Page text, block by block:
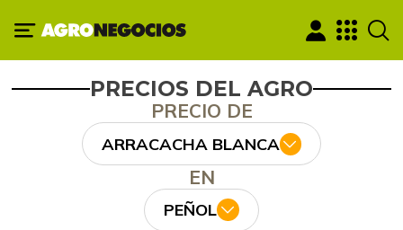
PRECIOS DEL AGRO
PRECIO DE
ARRACACHA BLANCA
EN
PEÑOL